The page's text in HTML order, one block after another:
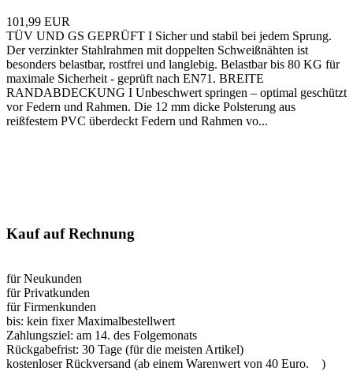
101,99 EUR
TÜV UND GS GEPRÜFT I Sicher und stabil bei jedem Sprung.
Der verzinkter Stahlrahmen mit doppelten Schweißnähten ist
besonders belastbar, rostfrei und langlebig. Belastbar bis 80 KG für
maximale Sicherheit - geprüft nach EN71. BREITE
RANDABDECKUNG I Unbeschwert springen – optimal geschützt
vor Federn und Rahmen. Die 12 mm dicke Polsterung aus
reißfestem PVC überdeckt Federn und Rahmen vo...
Kauf auf Rechnung
für Neukunden
für Privatkunden
für Firmenkunden
bis: kein fixer Maximalbestellwert
Zahlungsziel: am 14. des Folgemonats
Rückgabefrist: 30 Tage (für die meisten Artikel)
kostenloser Rückversand (ab einem Warenwert von 40 Euro.
)